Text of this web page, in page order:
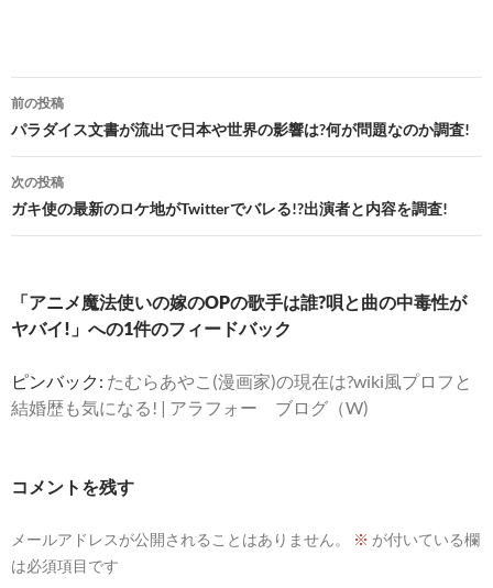
投
稿
ナ
ビ
ゲ
ー
シ
ン
前の投稿
パラダイス文書が流出で日本や世界の影響は?何が問題なのか調査!
次の投稿
ガキ使の最新のロケ地がTwitterでバレる!?出演者と内容を調査!
「アニメ魔法使いの嫁のOPの歌手は誰?唄と曲の中毒性が
ヤバイ!」への1件のフィードバック
ピンバック: たむらあやこ(漫画家)の現在は?wiki風プロフと
結婚歴も気になる! | アラフォー ブログ（W)
コメントを残す
メールアドレスが公開されることはありません。 ※ が付いている欄
は必須項目です